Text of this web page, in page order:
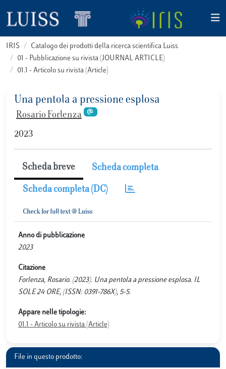
IRIS
Catalogo dei prodotti della ricerca scientifica Luiss
01 - Pubblicazione su rivista (JOURNAL ARTICLE)
01.1 - Articolo su rivista (Article)
Una pentola a pressione esplosa
Rosario Forlenza
2023
Scheda breve Scheda completa
Scheda completa (DC)
Anno di pubblicazione
2023
Citazione
Forlenza, Rosario. (2023). Una pentola a pressione esplosa. IL
SOLE 24 ORE, (ISSN: 0391-786X), 5-5.
Appare nelle tipologie:
01.1 - Articolo su rivista (Article)
File in questo prodotto: